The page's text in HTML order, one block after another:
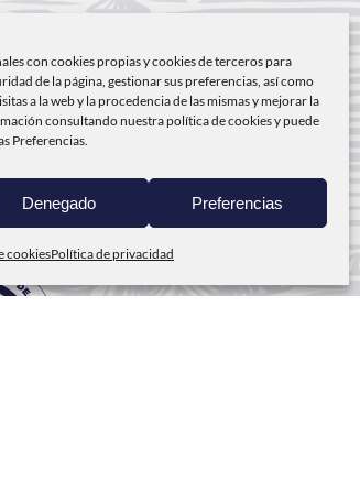
con cookies propias y cookies de terceros para
de la página, gestionar sus preferencias, así como
a la web y la procedencia de las mismas y mejorar la
consultando nuestrapolítica de cookiesy puede
Preferencias.
Denegado Preferencias
cookiesPolítica de privacidad